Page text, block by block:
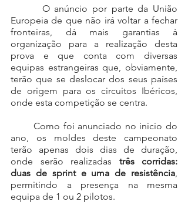
Europeia de que não irá voltar a fechar
fronteiras, dá mais garantias à
organização para a realização desta
prova e que conta com diversas
equipas estrangeiras que, obviamente,
terão que se deslocar dos seus países
de origem para os circuitos Ibéricos,
onde esta competição se centra.
       Como foi anunciado no inicio do
ano, os moldes deste campeonato
terão apenas dois dias de duração,
onde serão realizadas três corridas:
duas de sprint e uma de resistência,
permitindo a presença na mesma
equipa de 1 ou 2 pilotos.